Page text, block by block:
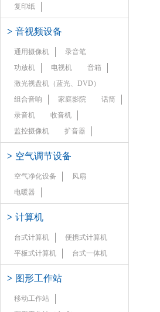
复印纸
> 音视频设备
通用摄像机
录音笔
功放机
电视机
音箱
激光视盘机（蓝光、DVD）
组合音响
家庭影院
话筒
录音机
收音机
监控摄像机
扩音器
> 空气调节设备
空气净化设备
风扇
电暖器
> 计算机
台式计算机
便携式计算机
平板式计算机
台式一体机
> 图形工作站
移动工作站